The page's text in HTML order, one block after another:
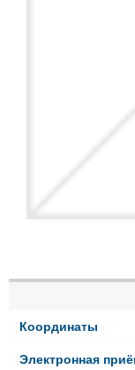
Координаты
Электронная